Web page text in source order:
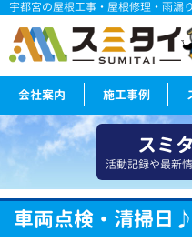
宇都宮の屋根工事・屋根修理・雨漏
会社案内 施工事例
スミ
活動記録や最新
車両点検・清掃日♪